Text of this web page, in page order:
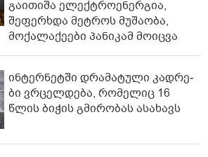
გაითიშა ელექტროენერგია,
შეფერხდა მეტროს მუშაობა,
მოქალაქეები პანიკამ მოიცვა
ინ­ტერ­ნეტ­ში დრა­მა­ტუ­ლი კად­რე­
ბი ვრცელდება, რომელიც 16
წლის ბიჭის გმირობას ასახავს